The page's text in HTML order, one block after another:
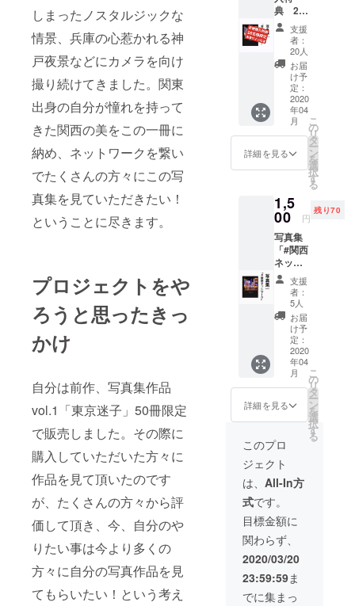
しまったノスタルジックな
情景、兵庫の心惹かれる神
戸夜景などにカメラを向け
撮り続けてきました。関東
出身の自分が憧れを持って
きた関西の美をこの一冊に
納め、ネットワークを繋い
でたくさんの方々にこの写
真集を見ていただきたい！
ということに尽きます。
プロジェクトをや
ろうと思ったきっ
かけ
自分は前作、写真集作品
vol.1「東京迷子」50冊限定
で販売しました。その際に
購入していただいた方々に
作品を見て頂いたのです
が、たくさんの方々から評
価して頂き、今、自分のや
りたい事は今より多くの
方々に自分の写真作品を見
てもらいたい！という考え
典 25
冊限定
【直筆
サイン
付き】
写真集
「#関西
ネット
ワー
ク」 サ
イズ:A5
46ペー
ジ収録
MAUM
APRINT
支援
者：
20人
お届
け予
定：
2020
年04
月
詳細を見る
こ
の
リ
タ
ー
ン
を
選
択
す
る
1,5
00 円
残り70
写真集
「#関西
ネット
ワー
ク」 サ
イズ:A5
46ペー
ジ収録
出版
社:SHI
MAUM
APRINT
支援
者：
5人
お届
け予
定：
2020
年04
月
詳細を見る
こ
の
リ
タ
ー
ン
を
選
択
す
る
このプロ
ジェクト
は、 All-In方
式です。
目標金額に
関わらず、
2020/03/20
23:59:59ま
でに集まっ